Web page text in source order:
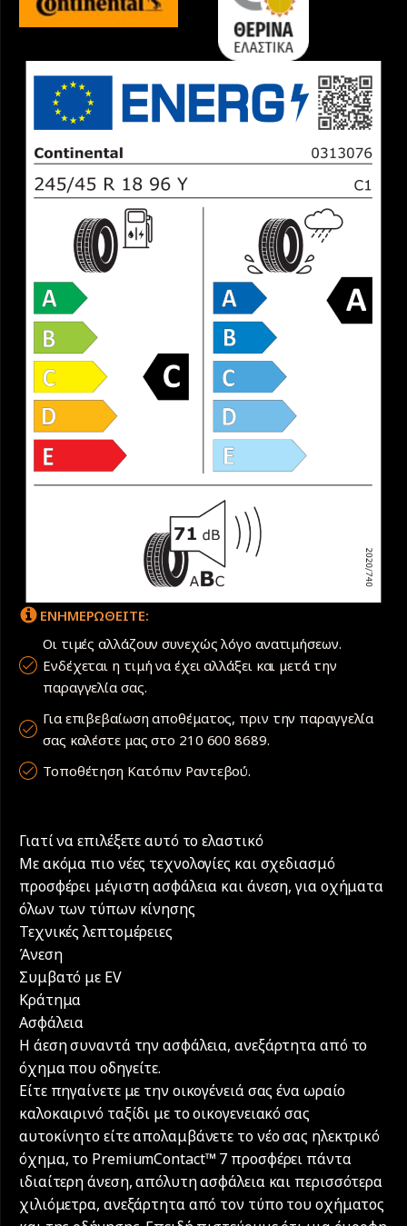
ΕΝΗΜΕΡΩΘΕΙΤΕ:
Οι τιμές αλλάζουν συνεχώς λόγο ανατιμήσεων.
Ενδέχεται η τιμή να έχει αλλάξει και μετά την
παραγγελία σας.
Για επιβεβαίωση αποθέματος, πριν την παραγγελία
σας καλέστε μας στο 210 600 8689.
Τοποθέτηση Κατόπιν Ραντεβού.
Γιατί να επιλέξετε αυτό το ελαστικό
Με ακόμα πιο νέες τεχνολογίες και σχεδιασμό
προσφέρει μέγιστη ασφάλεια και άνεση, για οχήματα
όλων των τύπων κίνησης
Τεχνικές λεπτομέρειες
Άνεση
Συμβατό με EV
Κράτημα
Ασφάλεια
Η άεση συναντά την ασφάλεια, ανεξάρτητα από το
όχημα που οδηγείτε.
Είτε πηγαίνετε με την οικογένειά σας ένα ωραίο
καλοκαιρινό ταξίδι με το οικογενειακό σας
αυτοκίνητο είτε απολαμβάνετε το νέο σας ηλεκτρικό
όχημα, το PremiumContact™ 7 προσφέρει πάντα
ιδιαίτερη άνεση, απόλυτη ασφάλεια και περισσότερα
χιλιόμετρα, ανεξάρτητα από τον τύπο του οχήματος